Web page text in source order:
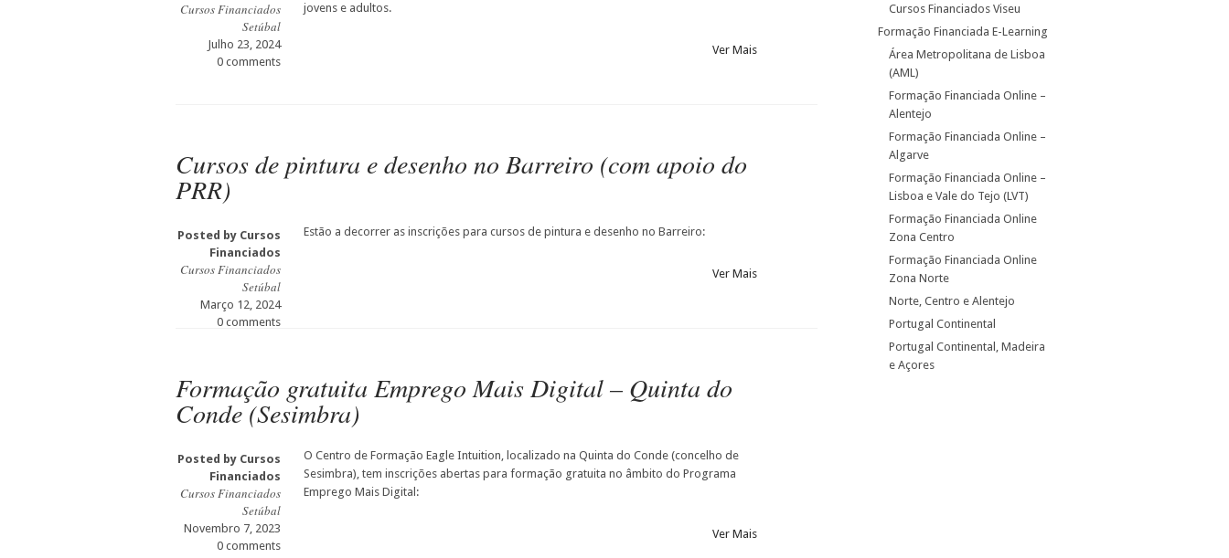
Cursos Financiados
Setúbal
Julho 23, 2024
0 comments
jovens e adultos.
Ver Mais
Cursos de pintura e desenho no Barreiro (com apoio do
PRR)
Posted by Cursos
Financiados
Cursos Financiados
Setúbal
Março 12, 2024
0 comments
Estão a decorrer as inscrições para cursos de pintura e desenho no Barreiro:
Ver Mais
Formação gratuita Emprego Mais Digital – Quinta do
Conde (Sesimbra)
Posted by Cursos
Financiados
Cursos Financiados
Setúbal
Novembro 7, 2023
0 comments
O Centro de Formação Eagle Intuition, localizado na Quinta do Conde (concelho de
Sesimbra), tem inscrições abertas para formação gratuita no âmbito do Programa
Emprego Mais Digital:
Ver Mais
Cursos Financiados Viseu
Formação Financiada E-Learning
Área Metropolitana de Lisboa
(AML)
Formação Financiada Online –
Alentejo
Formação Financiada Online –
Algarve
Formação Financiada Online –
Lisboa e Vale do Tejo (LVT)
Formação Financiada Online
Zona Centro
Formação Financiada Online
Zona Norte
Norte, Centro e Alentejo
Portugal Continental
Portugal Continental, Madeira
e Açores